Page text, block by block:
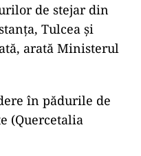
de stejar din
Tulcea și
arată Ministerul
în pădurile de
(Quercetalia